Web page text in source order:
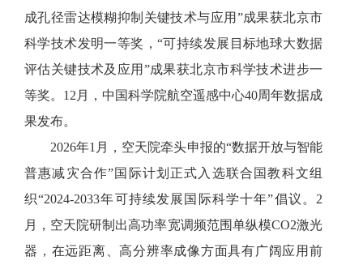
成孔径雷达模糊抑制关键技术与应用”成果获北京市
科学技术发明一等奖，“可持续发展目标地球大数据
评估关键技术及应用”成果获北京市科学技术进步一
等奖。12月，中国科学院航空遥感中心40周年数据成
果发布。
2026年1月，空天院牵头申报的“数据开放与智能
普惠减灾合作”国际计划正式入选联合国教科文组
织“2024-2033年可持续发展国际科学十年”倡议。2
月，空天院研制出高功率宽调频范围单纵模CO2激光
器，在远距离、高分辨率成像方面具有广阔应用前